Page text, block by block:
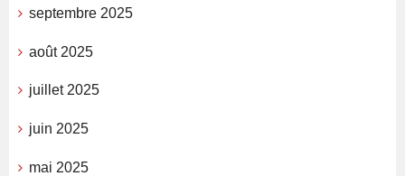
septembre 2025
août 2025
juillet 2025
juin 2025
mai 2025